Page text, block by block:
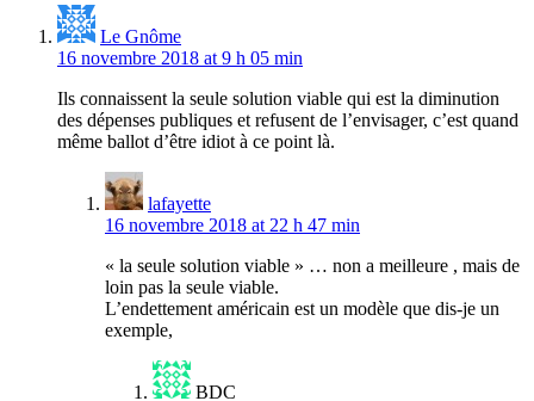
Le Gnôme
16 novembre 2018 at 9 h 05 min
Ils connaissent la seule solution viable qui est la diminution
des dépenses publiques et refusent de l’envisager, c’est quand
même ballot d’être idiot à ce point là.
lafayette
16 novembre 2018 at 22 h 47 min
« la seule solution viable » … non a meilleure , mais de
loin pas la seule viable.
L’endettement américain est un modèle que dis-je un
exemple,
BDC